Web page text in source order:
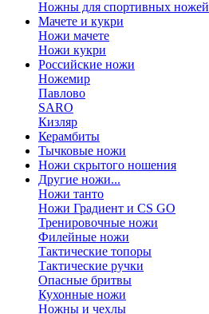
Ножны для спортивных ножей
Мачете и кукри
Ножи мачете
Ножи кукри
Российские ножи
Ножемир
Павлово
SARO
Кизляр
Керамбиты
Тычковые ножи
Ножи скрытого ношения
Другие ножи...
Ножи танто
Ножи Градиент и CS GO
Тренировочные ножи
Филейные ножи
Тактические топоры
Тактические ручки
Опасные бритвы
Кухонные ножи
Ножны и чехлы